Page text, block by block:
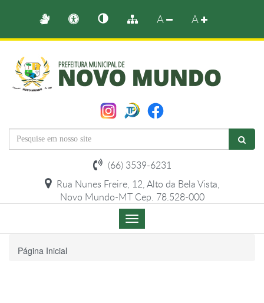
A A
(66) 3539-6231
Rua Nunes Freire, 12, Alto da Bela Vista,
Novo Mundo-MT Cep. 78.528-000
Menu
de
Página Inicial